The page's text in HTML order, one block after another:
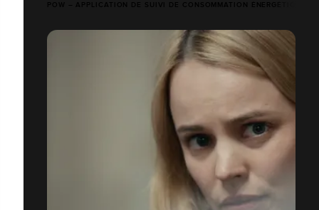
POW – APPLICATION DE SUIVI DE CONSOMMATION ÉNERGÉTIQUE